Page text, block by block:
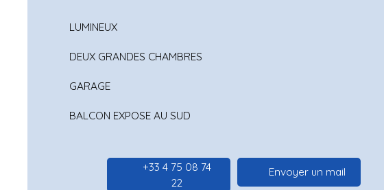
LUMINEUX
DEUX GRANDES CHAMBRES
GARAGE
BALCON EXPOSE AU SUD
+33 4 75 08 74
22
Envoyer un mail